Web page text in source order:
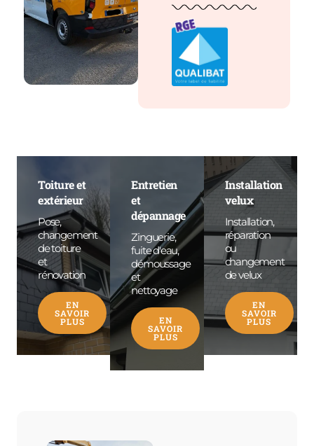
Toiture et
extérieur
Pose,
changement
de toiture
et
rénovation
EN
SAVOIR
PLUS
Entretien
et
dépannage
Zinguerie,
fuite d'eau,
démoussage
et
nettoyage
EN
SAVOIR
PLUS
Installation
velux
Installation,
réparation
ou
changement
de velux
EN
SAVOIR
PLUS